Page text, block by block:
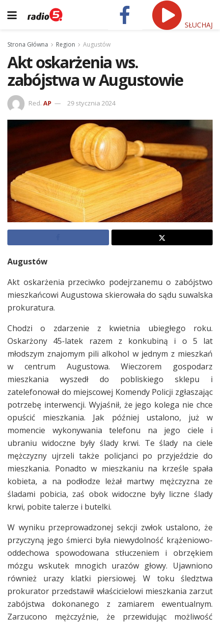
SŁUCHAJ
Strona Główna Region Augustów
Akt oskarżenia ws.
zabójstwa w Augustowie
Red. AP 29 stycznia 2024
Augustów
Akt oskarżenia przeciwko podejrzanemu o zabójstwo
mieszkańcowi Augustowa skierowała do sądu suwalska
prokuratura.
Chodzi o zdarzenie z kwietnia ubiegłego roku.
Oskarżony 45-latek razem z konkubiną i o 5 lat
młodszym znajomym pili alkohol w jednym z mieszkań
w centrum Augustowa. Wieczorem gospodarz
mieszkania wyszedł do pobliskiego sklepu i
zatelefonował do miejscowej Komendy Policji zgłaszając
potrzebę interwencji. Wyjaśnił, że jego kolega nie chce
opuścić mieszkania. Jak później ustalono, już w
momencie wykonywania telefonu na jego ciele i
ubraniu widoczne były ślady krwi. Te ślady na ciele
mężczyzny ujrzeli także policjanci po przyjeździe do
mieszkania. Ponadto w mieszkaniu na krześle spała
kobieta, a na podłodze leżał martwy mężczyzna ze
śladami pobicia, zaś obok widoczne były liczne ślady
krwi, pobite talerze i butelki.
W wyniku przeprowadzonej sekcji zwłok ustalono, że
przyczyną jego śmierci była niewydolność krążeniowo-
oddechowa spowodowana stłuczeniem i obrzękiem
mózgu wskutek mnogich urazów głowy. Ujawniono
również urazy klatki piersiowej. W toku śledztwa
prokurator przedstawił właścicielowi mieszkania zarzut
zabójstwa dokonanego z zamiarem ewentualnym.
Zarzucono mężczyźnie, że przewidując możliwość